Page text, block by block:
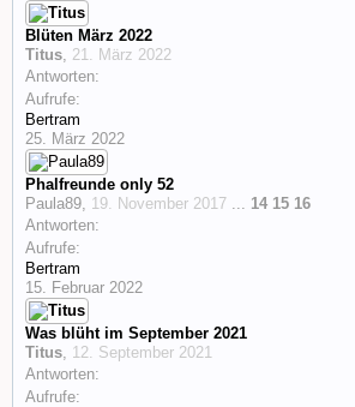
Blüten März 2022
Titus, 21. März 2022
Antworten:
Aufrufe:
Bertram
25. März 2022
Phalfreunde only 52
Paula89, 19. November 2017 ... 14 15 16
Antworten:
Aufrufe:
Bertram
15. Februar 2022
Was blüht im September 2021
Titus, 12. September 2021
Antworten:
Aufrufe: